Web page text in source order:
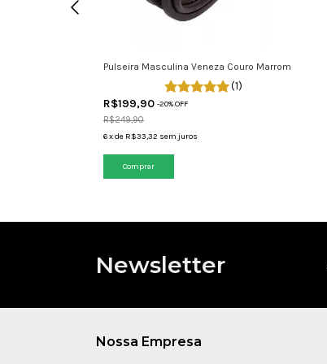
Pulseira Masculina Veneza Couro Marrom
(1)
R$199,90 -20% OFF
R$249,90
6xde R$33,32 sem juros
Comprar
Newsletter
Nossa Empresa